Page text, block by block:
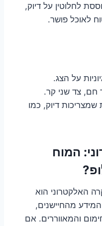
לחלוטין על דיוק,
לאוכל פושר.
על הצג.
חם, צד שני קר.
שמצריכות דיוק, כמו
המוח
האלקטרוני הוא
מהחיישנים,
והמאווררים. אם